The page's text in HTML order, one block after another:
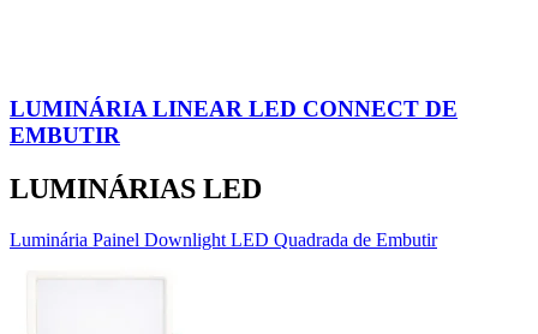
LUMINÁRIA LINEAR LED CONNECT DE
EMBUTIR
LUMINÁRIAS LED
Luminária Painel Downlight LED Quadrada de Embutir